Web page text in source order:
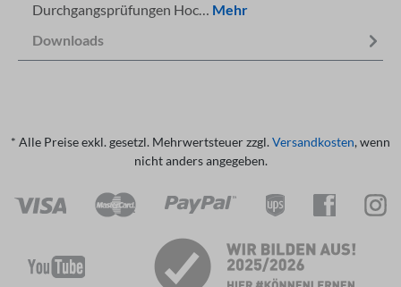
Durchgangsprüfungen Hoc… Mehr
Downloads
* Alle Preise exkl. gesetzl. Mehrwertsteuer zzgl. Versandkosten, wenn
nicht anders angegeben.